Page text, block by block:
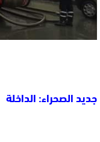
جديد الصحراء: الداخلة